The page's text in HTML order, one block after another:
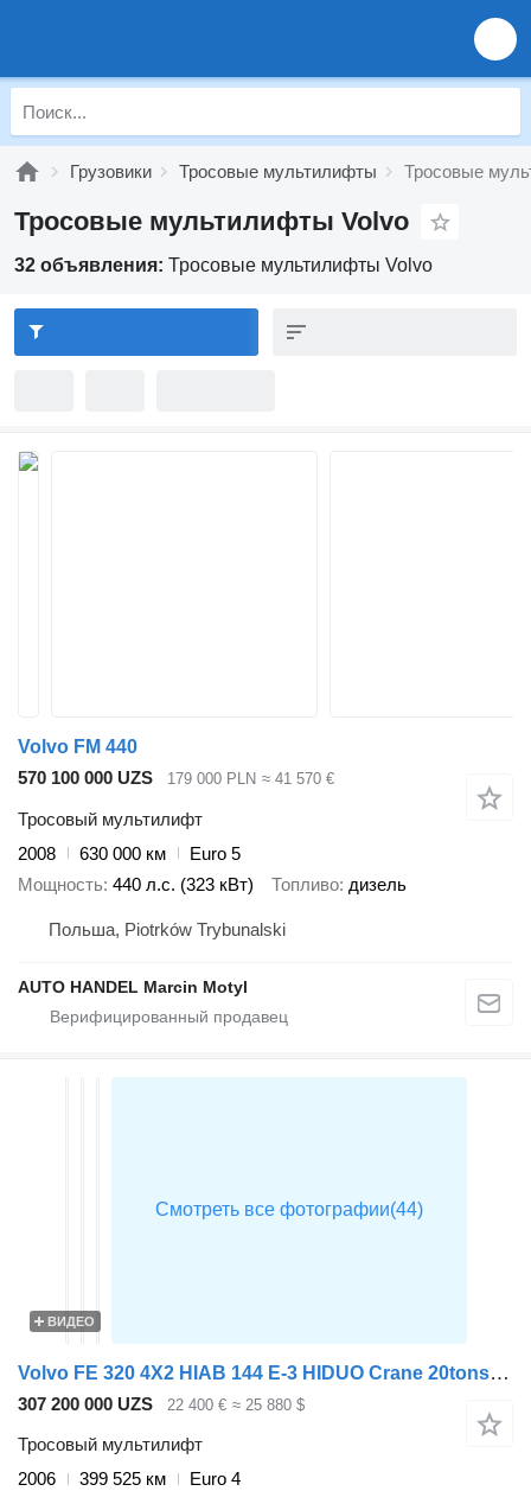
Грузовики Тросовые мультилифты Тросовые
Тросовые мультилифты Volvo
32 объявления: Тросовые мультилифты Volvo
Volvo FM 440
570 100 000 UZS
179 000 PLN ≈ 41 570 €
Тросовый мультилифт
2008
630 000 км
Euro 5
Мощность 440 л.с. (323 кВт) Топливо дизель
Польша, Piotrków Trybunalski
AUTO HANDEL Marcin Motyl
ВИДЕО
Volvo FE 320 4X2 HIAB 144 E-3 HIDUO Crane 20tons cable system Full air
307 200 000 UZS 22 400 € ≈ 25 880 $
Тросовый мультилифт
2006
399 525 км
Euro 4